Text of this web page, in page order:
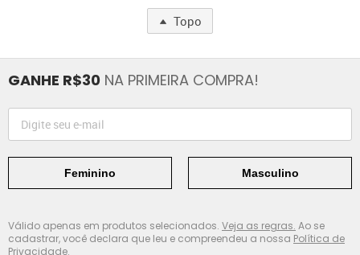
Topo
GANHE R$30 NA PRIMEIRA COMPRA!
Feminino Masculino
Válido apenas em produtos selecionados. Veja as regras. Ao se
cadastrar, você declara que leu e compreendeu a nossa Política de
Privacidade.